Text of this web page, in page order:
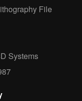
File
Systems